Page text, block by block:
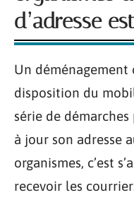
d’adresse
Un
disposition du
série de
à jour son adresse
organismes, c’est
recevoir les